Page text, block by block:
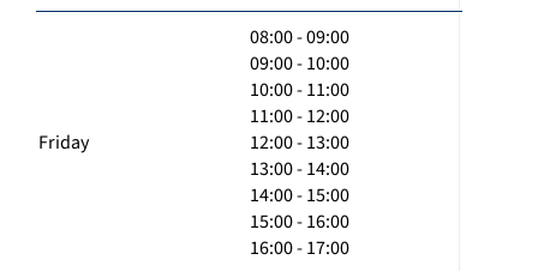
Friday
08:00 - 09:00
09:00 - 10:00
10:00 - 11:00
11:00 - 12:00
12:00 - 13:00
13:00 - 14:00
14:00 - 15:00
15:00 - 16:00
16:00 - 17:00